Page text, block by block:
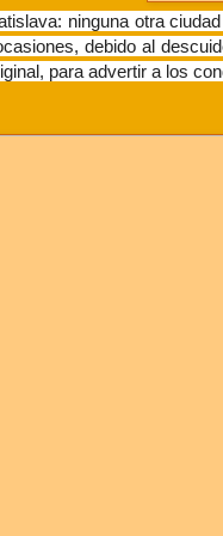
ninguna otra
debido al
para advertir a los